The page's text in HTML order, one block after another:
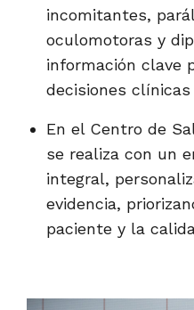
incomitantes,
oculomotoras y
información clave
decisiones
En el Centro de
se realiza con un
integral,
evidencia,
paciente y la